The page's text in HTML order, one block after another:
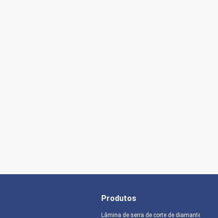
Produtos
Lâmina de serra de corte de diamante